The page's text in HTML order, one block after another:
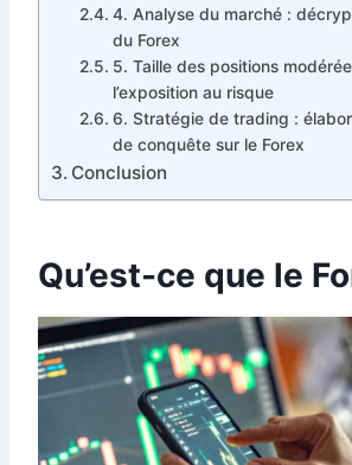
4. Analyse du marché :
du Forex
5. Taille des positions
l’exposition au risque
6. Stratégie de trading :
de conquête sur le Forex
Conclusion
Qu’est-ce que le